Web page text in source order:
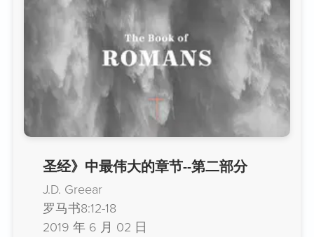
圣经》中最伟大的章节--第二部分
J.D. Greear
罗马书8:12-18
2019 年 6 月 02 日